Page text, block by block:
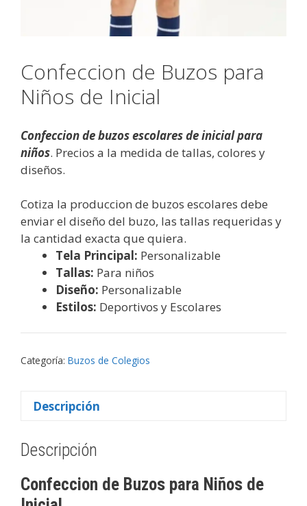
Confeccion de Buzos para
Niños de Inicial
Confeccion de buzos escolares de inicial para
niños. Precios a la medida de tallas, colores y
diseños.
Cotiza la produccion de buzos escolares debe
enviar el diseño del buzo, las tallas requeridas y
la cantidad exacta que quiera.
Tela Principal: Personalizable
Tallas: Para niños
Diseño: Personalizable
Estilos: Deportivos y Escolares
Categoría: Buzos de Colegios
Descripción
Descripción
Confeccion de Buzos para Niños de